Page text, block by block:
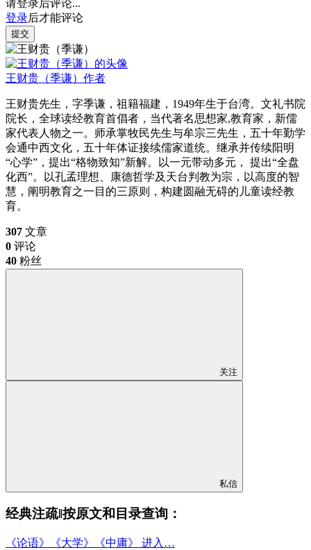
请登录后评论...
登录后才能评论
提交
王财贵（季谦） 作者
王财贵先生，字季谦，祖籍福建，1949年生于台湾。文礼书院
院长，全球读经教育首倡者，当代著名思想家,教育家，新儒
家代表人物之一。师承掌牧民先生与牟宗三先生，五十年勤学
会通中西文化，五十年体证接续儒家道统。继承并传续阳明
“心学”，提出“格物致知”新解。以一元带动多元， 提出“全盘
化西”。以孔孟理想、康德哲学及天台判教为宗，以高度的智
慧，阐明教育之一目的三原则，构建圆融无碍的儿童读经教
育。
307 文章
0 评论
40 粉丝
关注
私信
经典注疏‖按原文和目录查询：
《论语》《大学》《中庸》 进入…